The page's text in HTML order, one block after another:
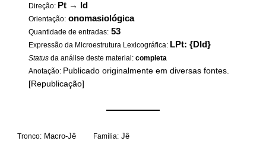
Direção: Pt → Id
Orientação: onomasiológica
Quantidade de entradas: 53
Expressão da Microestrutura Lexicográfica: LPt: {DId}
Status da análise deste material:completa
Anotação: Publicado originalmente em diversas fontes.
[Republicação]
——————
Tronco: Macro-Jê Família: Jê